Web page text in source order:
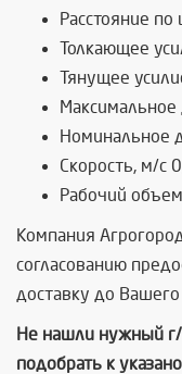
Расстояние
Толкающее
Тянущее
Максимальное
Номинальное
Скорость, м/с
Рабочий
Компания
согласованию
доставку до
Не нашли нужный
подобрать к